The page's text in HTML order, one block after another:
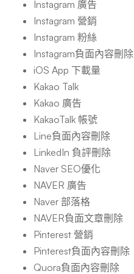
Instagram 廣告
Instagram 營銷
Instagram 粉絲
Instagram負面內容刪除
iOS App 下載量
Kakao Talk
Kakao 廣告
KakaoTalk 帳號
Line負面內容刪除
LinkedIn 負評刪除
Naver SEO優化
NAVER 廣告
Naver 部落格
NAVER負面文章刪除
Pinterest 營銷
Pinterest負面內容刪除
Quora負面內容刪除